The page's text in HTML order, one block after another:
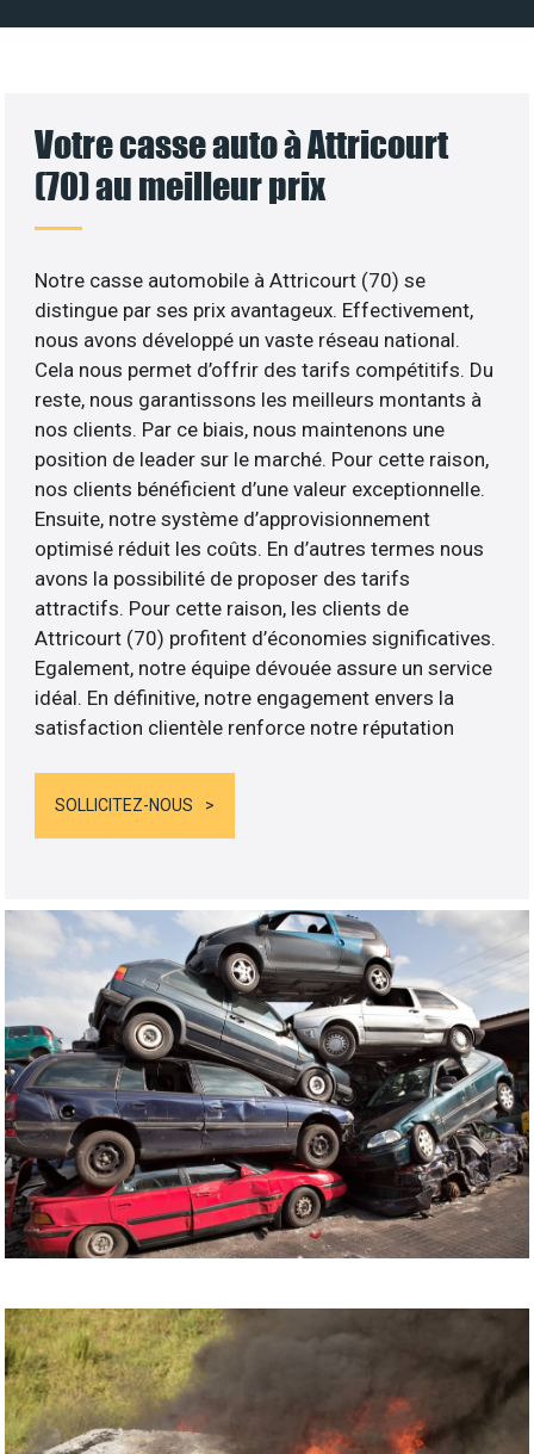
Votre casse auto à Attricourt
(70) au meilleur prix
Notre casse automobile à Attricourt (70) se
distingue par ses prix avantageux. Effectivement,
nous avons développé un vaste réseau national.
Cela nous permet d’offrir des tarifs compétitifs. Du
reste, nous garantissons les meilleurs montants à
nos clients. Par ce biais, nous maintenons une
position de leader sur le marché. Pour cette raison,
nos clients bénéficient d’une valeur exceptionnelle.
Ensuite, notre système d’approvisionnement
optimisé réduit les coûts. En d’autres termes nous
avons la possibilité de proposer des tarifs
attractifs. Pour cette raison, les clients de
Attricourt (70) profitent d’économies significatives.
Egalement, notre équipe dévouée assure un service
idéal. En définitive, notre engagement envers la
satisfaction clientèle renforce notre réputation
SOLLICITEZ-NOUS